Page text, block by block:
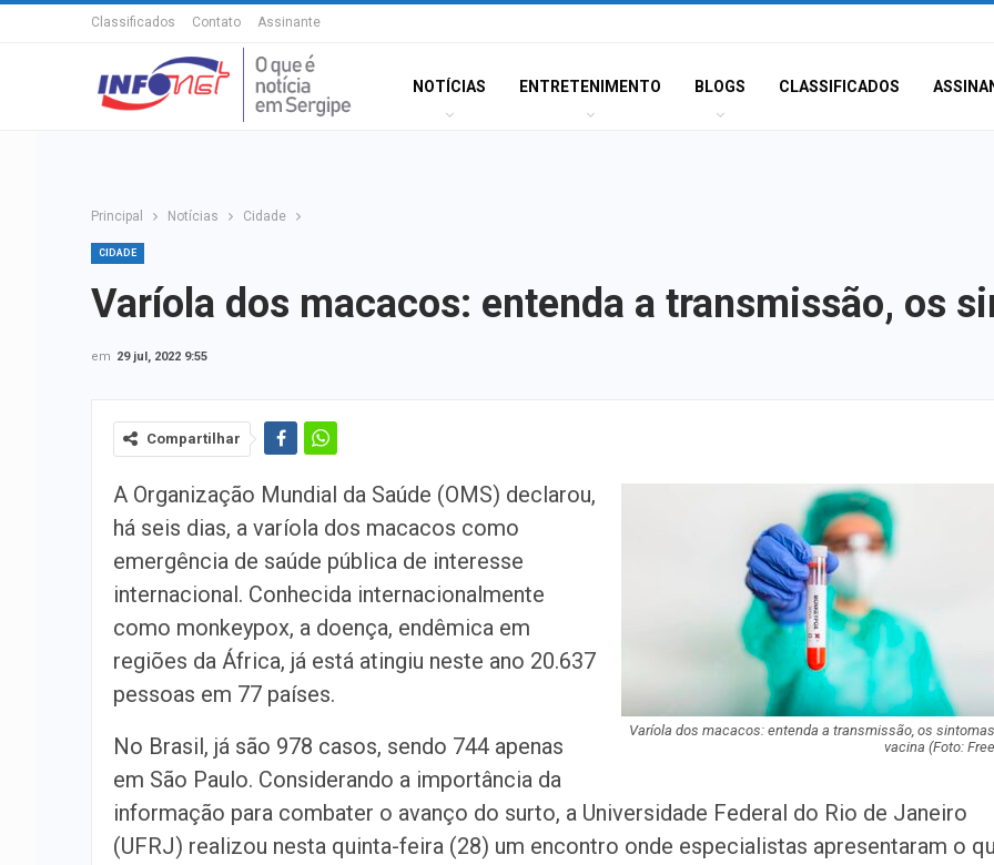
Classificados Contato Assinante
NOTÍCIAS ENTRETENIMENTO BLOGS CLASSIFICADOS
Principal Notícias Cidade
CIDADE
Varíola dos macacos: entenda a transmissão, os
em 29 jul, 2022 9:55
Compartilhar
Varíola dos macacos: entenda a transmissão, os
vacina (Foto:
A Organização Mundial da Saúde (OMS) declarou,
há seis dias, a varíola dos macacos como
emergência de saúde pública de interesse
internacional. Conhecida internacionalmente
como monkeypox, a doença, endêmica em
regiões da África, já está atingiu neste ano 20.637
pessoas em 77 países.
No Brasil, já são 978 casos, sendo 744 apenas
em São Paulo. Considerando a importância da
informação para combater o avanço do surto, a Universidade Federal do Rio de Janeiro
(UFRJ) realizou nesta quinta-feira (28) um encontro onde especialistas apresentaram o
Atraso na
teste do
diagnóstico da…
se passar por
pública em…
Artista
Ribeiro lança
sobre o amor…
companheira a